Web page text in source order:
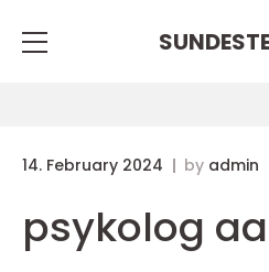
14. February 2024 by admin
psykolog